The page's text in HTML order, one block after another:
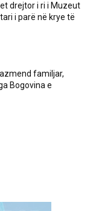
drejtor i ri i Muzeut
i parë në krye të
familjar,
Bogovina e